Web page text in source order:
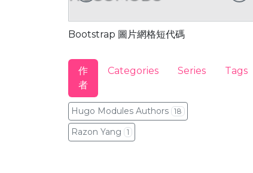
Bootstrap 圖片網格短代碼
作
者
Categories Series Tags
Hugo Modules Authors 18
Razon Yang 1